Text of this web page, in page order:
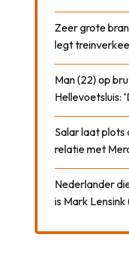
Zeer grote
legt
Man (22) op
Hellevoetsluis:
Salar laat plots
relatie met
Nederlander
is Mark Lensink